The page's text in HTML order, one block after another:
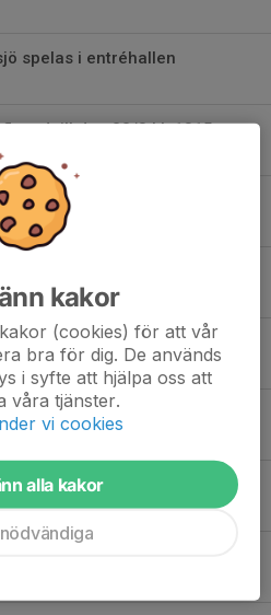
spelas i entréhallen
till den 22/3 kl. 1315
match hemma mot Mullsjö
kommande vecka
imorgon söndag flyttad
kakor
(cookies) för att vår
bra för dig. De används
i syfte att hjälpa oss att
våra tjänster.
vi cookies
alla kakor